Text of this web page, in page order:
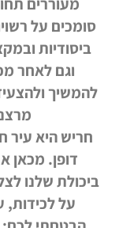
סומכים על
ביסודיות
וגם לאחר
להמשיך
חריש היא עיר
דופן. מכאן
ביכולת שלנו
על לכידות,